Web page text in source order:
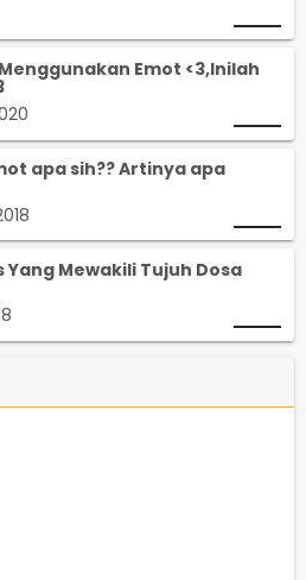
Emot <3,Inilah
apa sih?? Artinya apa
Yang Mewakili Tujuh Dosa